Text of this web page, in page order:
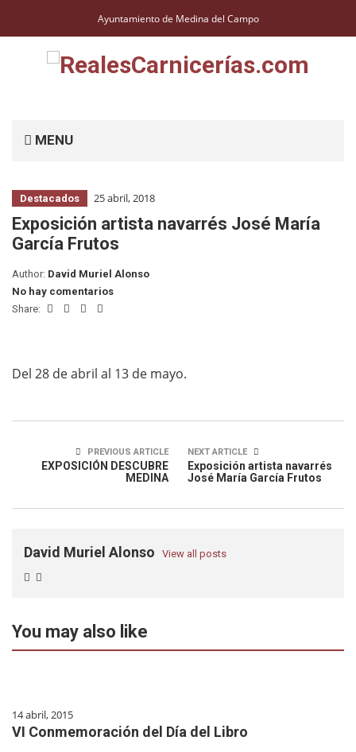
Ayuntamiento de Medina del Campo
MENU
Destacados 25 abril, 2018
Exposición artista navarrés José María
García Frutos
Author: David Muriel Alonso
No hay comentarios
Share:
Del 28 de abril al 13 de mayo.
PREVIOUS ARTICLE
EXPOSICIÓN DESCUBRE
MEDINA
NEXT ARTICLE
Exposición artista navarrés
José María García Frutos
David Muriel Alonso View all posts
You may also like
14 abril, 2015
VI Conmemoración del Día del Libro